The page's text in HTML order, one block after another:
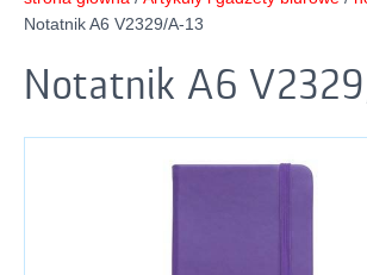
Notatnik A6 V2329/A-13
Notatnik A6